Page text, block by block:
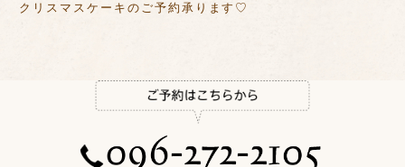
クリスマスケーキのご予約承ります♡